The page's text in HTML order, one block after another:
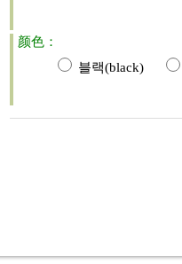
颜色：
블랙(black)